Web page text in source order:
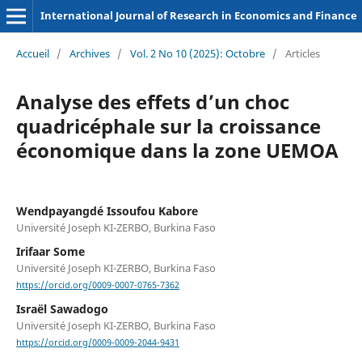
International Journal of Research in Economics and Finance
Accueil / Archives / Vol. 2 No 10 (2025): Octobre / Articles
Analyse des effets d’un choc
quadricéphale sur la croissance
économique dans la zone UEMOA
Wendpayangdé Issoufou Kabore
Université Joseph KI-ZERBO, Burkina Faso
Irifaar Some
Université Joseph KI-ZERBO, Burkina Faso
https://orcid.org/0009-0007-0765-7362
Israël Sawadogo
Université Joseph KI-ZERBO, Burkina Faso
https://orcid.org/0009-0009-2044-9431